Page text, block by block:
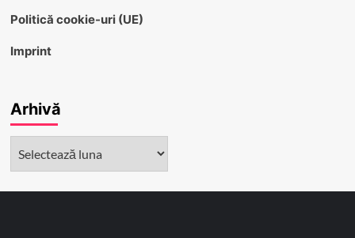
Politică cookie-uri (UE)
Imprint
Arhivă